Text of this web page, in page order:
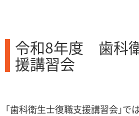
令和8年度 歯科
援講習会
「歯科衛生士復職支援講習会」では